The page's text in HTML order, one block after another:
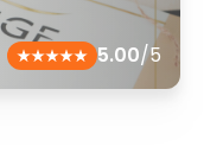
5.00/5